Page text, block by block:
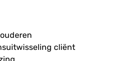
cliënt